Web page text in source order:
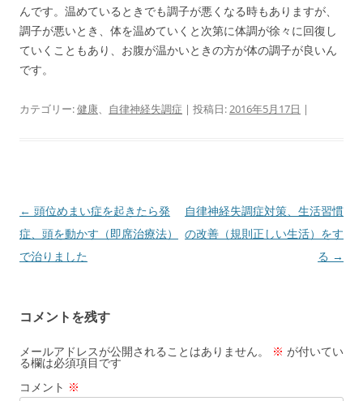
んです。温めているときでも調子が悪くなる時もありますが、
調子が悪いとき、体を温めていくと次第に体調が徐々に回復し
ていくこともあり、お腹が温かいときの方が体の調子が良いん
です。
カテゴリー:健康、 自律神経失調症 | 投稿日:2016年5月17日 |
投
稿
ナ
ー
シ
ョ
ン
← 頭位めまい症を起きたら発
症、頭を動かす（即席治療法）
で治りました
自律神経失調症対策、生活習慣
の改善（規則正しい生活）をす
る →
コメントを残す
メールアドレスが公開されることはありません。 ※ が付いてい
る欄は必須項目です
コメント ※